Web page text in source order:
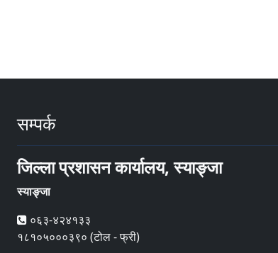
सम्पर्क
जिल्ला प्रशासन कार्यालय, स्याङ्जा
स्याङ्जा
०६३-४२४१३३
१८१०५०००३९० (टोल - फ्री)